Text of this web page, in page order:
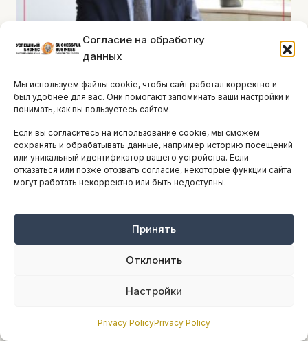
Согласие на обработку
данных
Мы используем файлы cookie, чтобы сайт работал корректно и
был удобнее для вас. Они помогают запоминать ваши настройки и
понимать, как вы пользуетесь сайтом.
Если вы согласитесь на использование cookie, мы сможем
сохранять и обрабатывать данные, например историю посещений
или уникальный идентификатор вашего устройства. Если
отказаться или позже отозвать согласие, некоторые функции сайта
могут работать некорректно или быть недоступны.
Принять
Отклонить
Настройки
Privacy PolicyPrivacy Policy
Симеон Кассианидис: «Главная задача
предпринимателя – оставить после
себя наследие возможностей»
Доктор Симеон Кассианидис, председатель
правления и генеральный директор Hyperion
Systems Engineering, уже более трёх десятилетий
СРЕДА, 2 ИЮЛЯ, 2025